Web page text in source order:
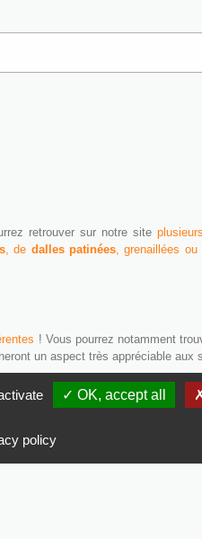
retrouver sur notre site
, de dalles patinées , grenaillées
! Vous pourrez notamment
un aspect très appréciable aux
réservés -
✓ OK, accept all
policy